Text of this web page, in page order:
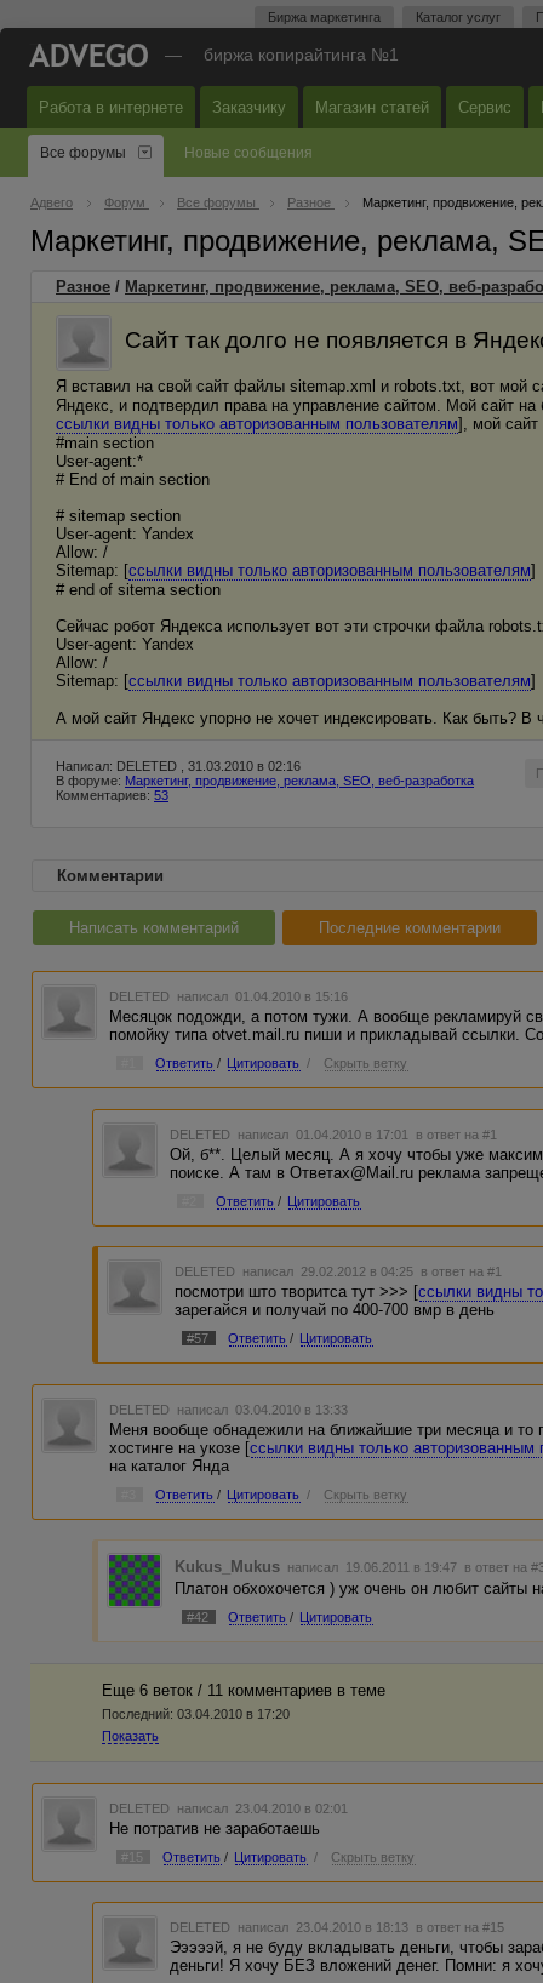
Биржа маркетинга Каталог услуг
— биржа копирайтинга №1
Работа в интернете Заказчику Магазин статей Сервис
Все форумы Новые сообщения
Адвего Форум Все форумы Разное Маркетинг, продвижение,
Маркетинг, продвижение, реклама,
Разное / Маркетинг, продвижение, реклама, SEO, веб-
Сайт так долго не появляется в
Я вставил на свой сайт файлы sitemap.xml и robots.txt, вот мой
Яндекс, и подтвердил права на управление сайтом. Мой сайт
ссылки видны только авторизованным пользователям], мой сайт
#main section
User-agent:*
# End of main section
# sitemap section
User-agent: Yandex
Allow: /
Sitemap: [ссылки видны только авторизованным пользователям]
# end of sitema section
Сейчас робот Яндекса использует вот эти строчки файла
User-agent: Yandex
Allow: /
Sitemap: [ссылки видны только авторизованным пользователям]
А мой сайт Яндекс упорно не хочет индексировать. Как быть? В
Написал: DELETED , 31.03.2010 в 02:16
В форуме: Маркетинг, продвижение, реклама, SEO, веб-разработка
Комментариев: 53
Комментарии
Написать комментарий Последние комментарии
DELETED написал 01.04.2010 в 15:16
Месяцок подожди, а потом тужи. А вообще рекламируй
помойку типа otvet.mail.ru пиши и прикладывай ссылки.
Ответить / Цитировать / Скрыть ветку
DELETED написал 01.04.2010 в 17:01 в ответ на #1
Ой, б**. Целый месяц. А я хочу чтобы уже
поиске. А там в Ответах@Mail.ru реклама
Ответить / Цитировать
DELETED написал 29.02.2012 в 04:25 в ответ на #1
посмотри што творитса тут >>> [ссылки видны
зарегайся и получай по 400-700 вмр в день
#57 Ответить / Цитировать
DELETED написал 03.04.2010 в 13:33
Меня вообще обнадежили на ближайшие три месяца и то
хостинге на укозе [ссылки видны только авторизованным
на каталог Янда
Ответить / Цитировать / Скрыть ветку
Kukus_Mukus написал 19.06.2011 в 19:47 в ответ на
Платон обхохочется ) уж очень он любит сайты
#42 Ответить / Цитировать
Еще 6 веток / 11 комментариев в темe
Последний: 03.04.2010 в 17:20
Показать
DELETED написал 23.04.2010 в 02:01
Не потратив не заработаешь
#15 Ответить / Цитировать / Скрыть ветку
DELETED написал 23.04.2010 в 18:13 в ответ на #15
Эээээй, я не буду вкладывать деньги, чтобы
деньги! Я хочу БЕЗ вложений денег. Помни: я